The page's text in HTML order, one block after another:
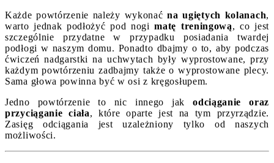
Każde powtórzenie należy wykonaćna ugiętych kolanach,
warto jednak podłożyć pod nogimatę treningową, co jest
szczególnie przydatne w przypadku posiadania twardej
podłogi w naszym domu. Ponadto dbajmy o to, aby podczas
ćwiczeń nadgarstki na uchwytach były wyprostowane, przy
każdym powtórzeniu zadbajmy także o wyprostowane plecy.
Sama głowa powinna być w osi z kręgosłupem.
Jedno powtórzenie to nic innego jakodciąganie oraz
przyciąganie ciała, które oparte jest na tym przyrządzie.
Zasięg odciągania jest uzależniony tylko od naszych
możliwości.